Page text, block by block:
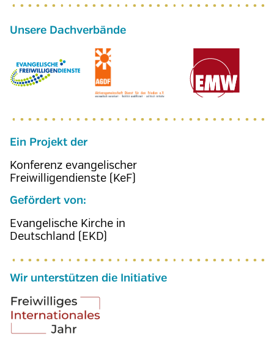
Ein Projekt der
Konferenz evangelischer
Freiwilligendienste (KeF)
Gefördert von:
Evangelische Kirche in
Deutschland (EKD)
Wir unterstützen die Initiative